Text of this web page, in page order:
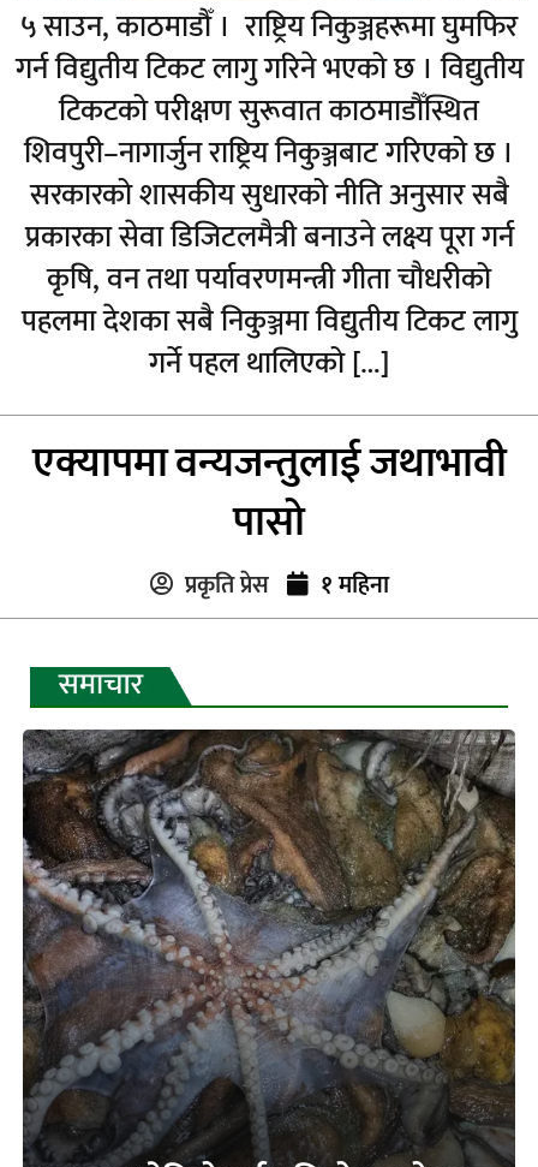
५ साउन, काठमाडौँ । राष्ट्रिय निकुञ्जहरूमा घुमफिर
गर्न विद्युतीय टिकट लागु गरिने भएको छ । विद्युतीय
टिकटको परीक्षण सुरूवात काठमाडौँस्थित
शिवपुरी–नागार्जुन राष्ट्रिय निकुञ्जबाट गरिएको छ ।
सरकारको शासकीय सुधारको नीति अनुसार सबै
प्रकारका सेवा डिजिटलमैत्री बनाउने लक्ष्य पूरा गर्न
कृषि, वन तथा पर्यावरणमन्त्री गीता चौधरीको
पहलमा देशका सबै निकुञ्जमा विद्युतीय टिकट लागु
गर्ने पहल थालिएको […]
एक्यापमा वन्यजन्तुलाई जथाभावी
पासो
प्रकृति प्रेस १ महिना